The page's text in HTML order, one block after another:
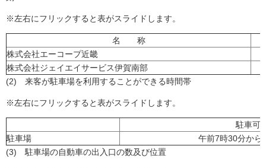
※左右にフリックすると表がスライドします。
名 称
株式会社エーコープ近畿
株式会社ジェイエイサービス伊賀南部
(2) 来客が駐車場を利用することができる時間帯
※左右にフリックすると表がスライドします。
駐車可
駐車場
午前7時30分から
(3) 駐車場の自動車の出入口の数及び位置